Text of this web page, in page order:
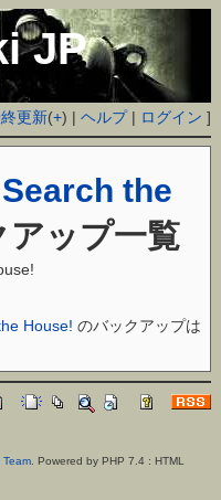
JP
更新(+) |ヘルプ| ログイン ]
Search the
アップ一覧
House! のバックアップは
Team. Powered by PHP 7.4 : HTML